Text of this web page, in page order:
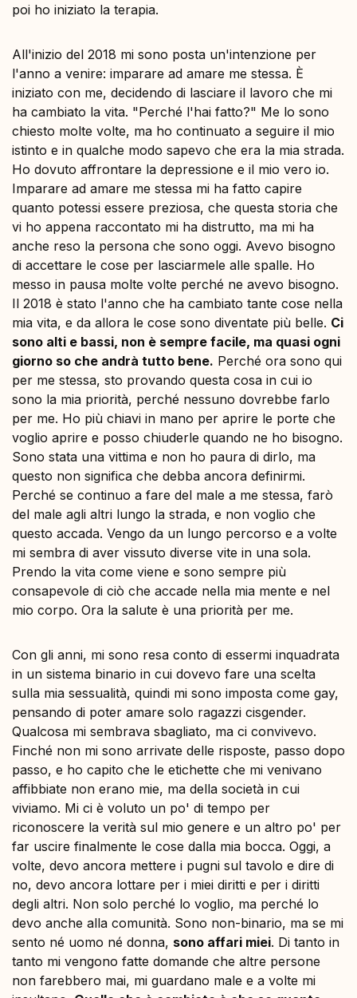
poi ho iniziato la terapia.
All'inizio del 2018 mi sono posta un'intenzione per
l'anno a venire: imparare ad amare me stessa. È
iniziato con me, decidendo di lasciare il lavoro che mi
ha cambiato la vita. "Perché l'hai fatto?" Me lo sono
chiesto molte volte, ma ho continuato a seguire il mio
istinto e in qualche modo sapevo che era la mia strada.
Ho dovuto affrontare la depressione e il mio vero io.
Imparare ad amare me stessa mi ha fatto capire
quanto potessi essere preziosa, che questa storia che
vi ho appena raccontato mi ha distrutto, ma mi ha
anche reso la persona che sono oggi. Avevo bisogno
di accettare le cose per lasciarmele alle spalle. Ho
messo in pausa molte volte perché ne avevo bisogno.
Il 2018 è stato l'anno che ha cambiato tante cose nella
mia vita, e da allora le cose sono diventate più belle. Ci
sono alti e bassi, non è sempre facile, ma quasi ogni
giorno so che andrà tutto bene. Perché ora sono qui
per me stessa, sto provando questa cosa in cui io
sono la mia priorità, perché nessuno dovrebbe farlo
per me. Ho più chiavi in mano per aprire le porte che
voglio aprire e posso chiuderle quando ne ho bisogno.
Sono stata una vittima e non ho paura di dirlo, ma
questo non significa che debba ancora definirmi.
Perché se continuo a fare del male a me stessa, farò
del male agli altri lungo la strada, e non voglio che
questo accada. Vengo da un lungo percorso e a volte
mi sembra di aver vissuto diverse vite in una sola.
Prendo la vita come viene e sono sempre più
consapevole di ciò che accade nella mia mente e nel
mio corpo. Ora la salute è una priorità per me.
Con gli anni, mi sono resa conto di essermi inquadrata
in un sistema binario in cui dovevo fare una scelta
sulla mia sessualità, quindi mi sono imposta come gay,
pensando di poter amare solo ragazzi cisgender.
Qualcosa mi sembrava sbagliato, ma ci convivevo.
Finché non mi sono arrivate delle risposte, passo dopo
passo, e ho capito che le etichette che mi venivano
affibbiate non erano mie, ma della società in cui
viviamo. Mi ci è voluto un po' di tempo per
riconoscere la verità sul mio genere e un altro po' per
far uscire finalmente le cose dalla mia bocca. Oggi, a
volte, devo ancora mettere i pugni sul tavolo e dire di
no, devo ancora lottare per i miei diritti e per i diritti
degli altri. Non solo perché lo voglio, ma perché lo
devo anche alla comunità. Sono non-binario, ma se mi
sento né uomo né donna, sono affari miei. Di tanto in
tanto mi vengono fatte domande che altre persone
non farebbero mai, mi guardano male e a volte mi